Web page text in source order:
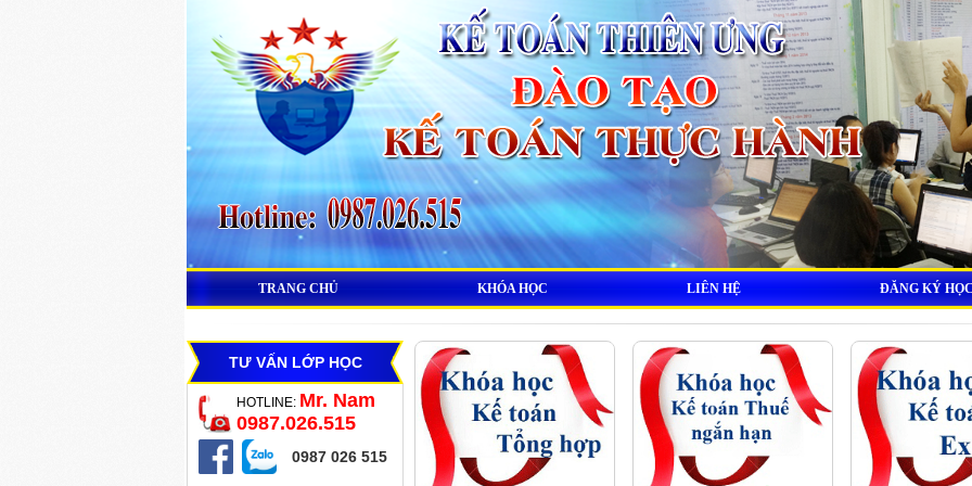
TRANG CHỦ KHÓA HỌC LIÊN HỆ ĐĂNG KÝ
TƯ VẤN LỚP HỌC
HOTLINE: Mr. Nam
0987.026.515
0987 026 515